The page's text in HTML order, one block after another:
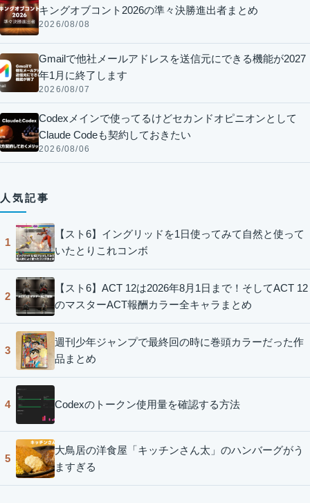
キングオブコント2026の準々決勝進出者まとめ
2026/08/08
Gmailで他社メールアドレスを送信元にできる機能が2027
年1月に終了します
2026/08/07
Codexメインで使ってるけどセカンドオピニオンとして
Claude Codeも契約しておきたい
2026/08/06
人気記事
1
【スト6】イングリッドを1日使ってみて自然と使って
いたとりこれコンボ
2
【スト6】ACT 12は2026年8月1日まで！そしてACT 12
のマスターACT報酬カラー全キャラまとめ
3
週刊少年ジャンプで最終回の時に巻頭カラーだった作
品まとめ
4 Codexのトークン使用量を確認する方法
5
大鳥居の洋食屋「キッチンさん太」のハンバーグがう
ますぎる